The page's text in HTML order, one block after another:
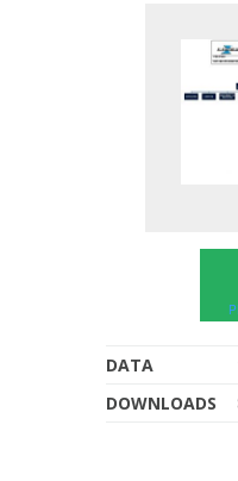
DATA
DOWNLOADS